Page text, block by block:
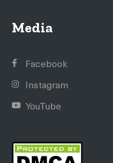
Media
Facebook
Instagram
YouTube